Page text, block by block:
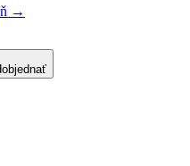
→